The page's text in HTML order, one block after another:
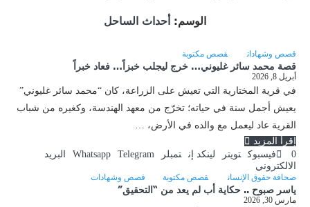
الوسم:أحداث الساحل
قصص وشهادات قصص مكتوبة
قصة محمد سائر غليوني… خرج ليجلب خبزاً… فعاد خبراً
أبريل 8, 2026
في قرية المختارية التي تعيش على الزراعة، كان “محمد سائر غليوني”
يعيش أجمل سنة في حياته؛ تخرّج من معهد الهندسة، وكغيره من شباب
القرية عاد ليعمل مع والده في الأرض، …
إقرأ المزيد
0
فيسبوك تويتر لينكد إن تمبلر Whatsapp Telegram
البريد
الالكتروني
صحافة حقوق الإنسان قصص مكتوبة قصص وشهادات
ياسر صبوح .. حكاية أب لم يعد من “التحقيق”
مارس 30, 2026